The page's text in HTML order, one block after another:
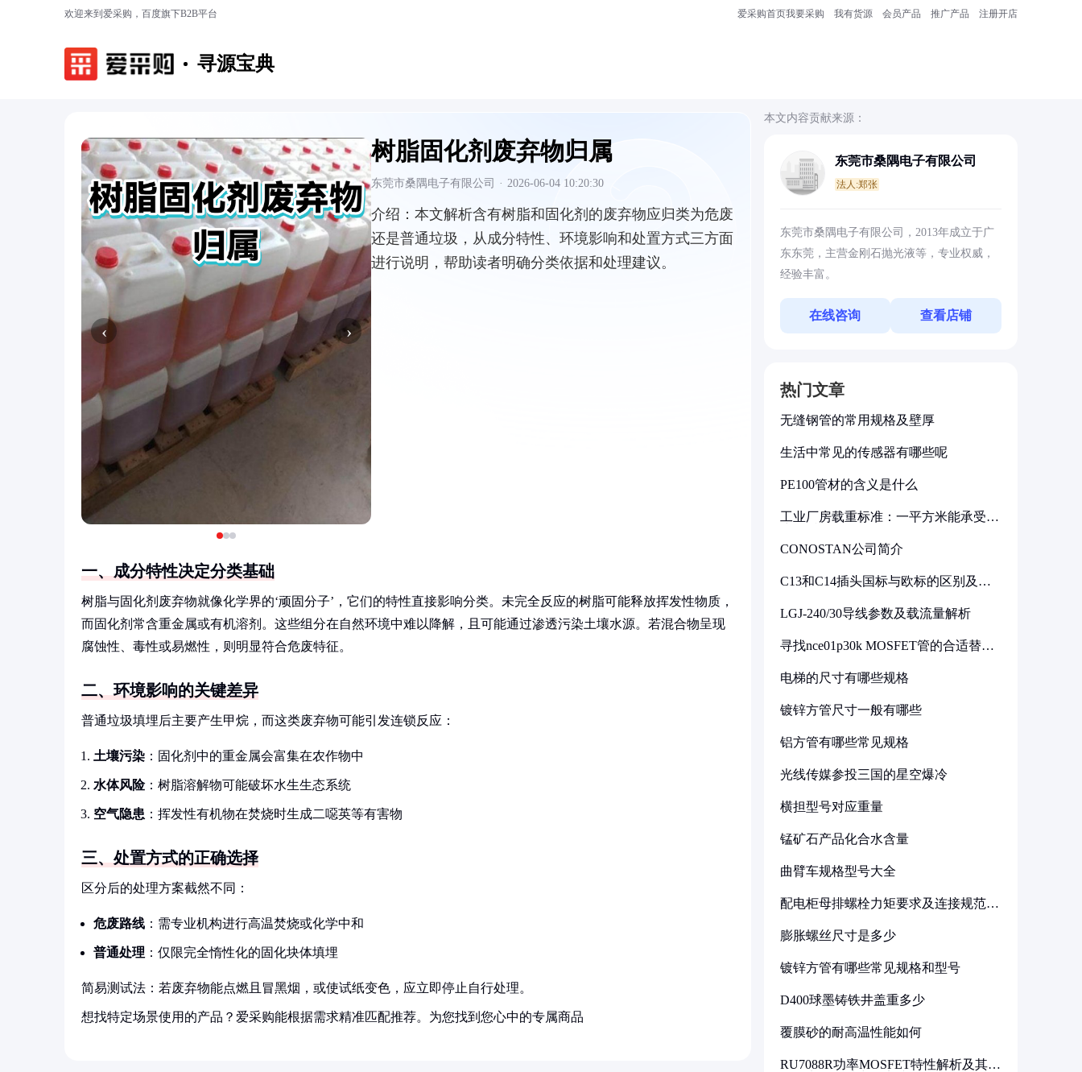
欢迎来到爱采购，百度旗下B2B平台 爱采购首页我要采购 我有货源 会员产品 推广产品 注册开店
寻源宝典
‹ ›
树脂固化剂废弃物归属
东莞市桑隅电子有限公司 · 2026-06-04 10:20:30
介绍： 本文解析含有树脂和固化剂的废弃物应归类为危废
还是普通垃圾，从成分特性、环境影响和处置方式三方面
进行说明，帮助读者明确分类依据和处理建议。
一、成分特性决定分类基础
树脂与固化剂废弃物就像化学界的‘顽固分子’，它们的特性直接影响分类。未完全反应的树脂可能释放挥发性物质，
而固化剂常含重金属或有机溶剂。这些组分在自然环境中难以降解，且可能通过渗透污染土壤水源。若混合物呈现
腐蚀性、毒性或易燃性，则明显符合危废特征。
二、环境影响的关键差异
普通垃圾填埋后主要产生甲烷，而这类废弃物可能引发连锁反应：
土壤污染 ：固化剂中的重金属会富集在农作物中
水体风险：树脂溶解物可能破坏水生生态系统
空气隐患 ：挥发性有机物在焚烧时生成二噁英等有害物
三、处置方式的正确选择
区分后的处理方案截然不同：
危废路线 ：需专业机构进行高温焚烧或化学中和
普通处理 ：仅限完全惰性化的固化块体填埋
简易测试法：若废弃物能点燃且冒黑烟，或使试纸变色，应立即停止自行处理。
想找特定场景使用的产品？爱采购能根据需求精准匹配推荐。为您找到您心中的专属商品
本文内容贡献来源：
东莞市桑隅电子有限公司
法人:郑张
东莞市桑隅电子有限公司，2013年成立于广
东东莞，主营金刚石抛光液等，专业权威，
经验丰富。
在线咨询 查看店铺
热门文章
无缝钢管的常用规格及壁厚
生活中常见的传感器有哪些呢
PE100管材的含义是什么
工业厂房载重标准：一平方米能承受多
CONOSTAN公司简介
C13和C14插头国标与欧标的区别及其
LGJ-240/30导线参数及载流量解析
寻找nce01p30k MOSFET管的合适替代
电梯的尺寸有哪些规格
镀锌方管尺寸一般有哪些
铝方管有哪些常见规格
光线传媒参投三国的星空爆冷
横担型号对应重量
锰矿石产品化合水含量
曲臂车规格型号大全
配电柜母排螺栓力矩要求及连接规范详
膨胀螺丝尺寸是多少
镀锌方管有哪些常见规格和型号
D400球墨铸铁井盖重多少
覆膜砂的耐高温性能如何
RU7088R功率MOSFET特性解析及其在